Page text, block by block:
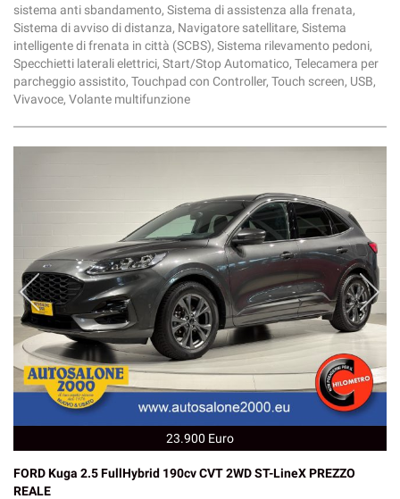
sistema anti sbandamento, Sistema di assistenza alla frenata,
Sistema di avviso di distanza, Navigatore satellitare, Sistema
intelligente di frenata in città (SCBS), Sistema rilevamento pedoni,
Specchietti laterali elettrici, Start/Stop Automatico, Telecamera per
parcheggio assistito, Touchpad con Controller, Touch screen, USB,
Vivavoce, Volante multifunzione
23.900 Euro
FORD Kuga 2.5 FullHybrid 190cv CVT 2WD ST-LineX PREZZO
REALE